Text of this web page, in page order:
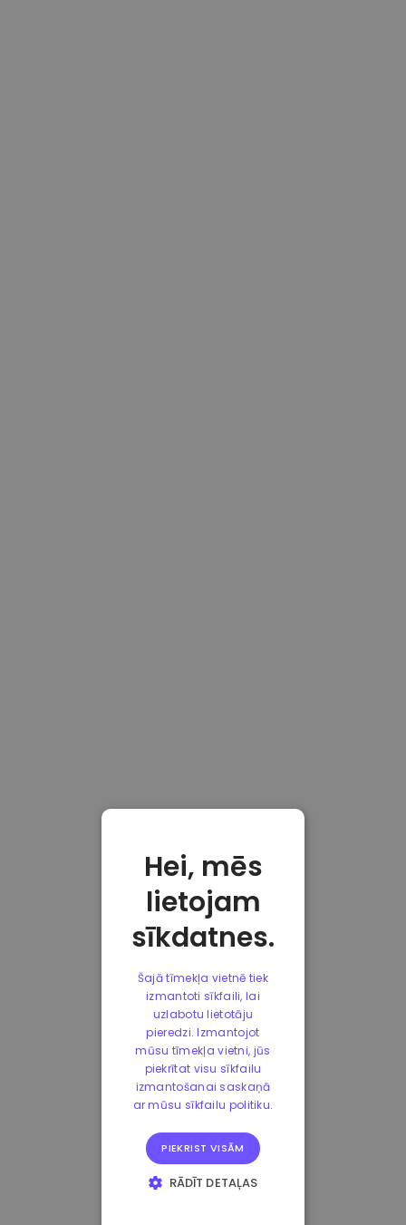
Hei, mēs
lietojam
sīkdatnes.
Šajā tīmekļa vietnē tiek
izmantoti sīkfaili, lai
uzlabotu lietotāju
pieredzi. Izmantojot
mūsu tīmekļa vietni, jūs
piekrītat visu sīkfailu
izmantošanai saskaņā
ar mūsu sīkfailu politiku.
PIEKRIST VISĀM
RĀDĪT DETAĻAS